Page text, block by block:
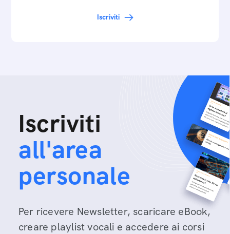
Iscriviti
Iscriviti
all'area
personale
Per ricevere Newsletter, scaricare eBook,
creare playlist vocali e accedere ai corsi